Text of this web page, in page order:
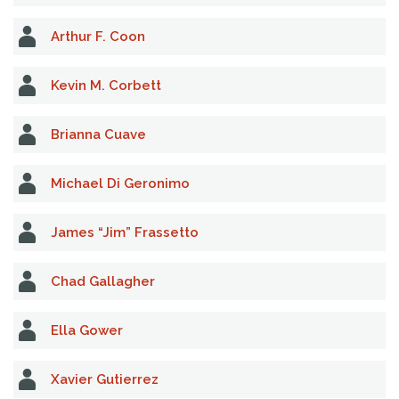
Arthur F. Coon
Kevin M. Corbett
Brianna Cuave
Michael Di Geronimo
James “Jim” Frassetto
Chad Gallagher
Ella Gower
Xavier Gutierrez